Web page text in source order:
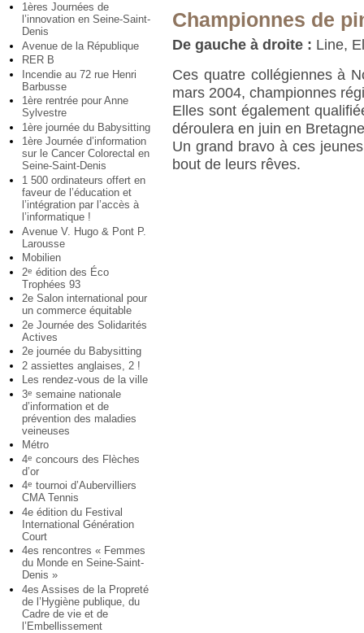
1ères Journées de
l’innovation en Seine-Saint-
Denis
Avenue de la République
RER B
Incendie au 72 rue Henri
Barbusse
1ère rentrée pour Anne
Sylvestre
1ère journée du Babysitting
1ère Journée d’information
sur le Cancer Colorectal en
Seine-Saint-Denis
1 500 ordinateurs offert en
faveur de l’éducation et
l’intégration par l’accès à
l’informatique !
Avenue V. Hugo & Pont P.
Larousse
Mobilien
2e édition des Éco
Trophées 93
2e Salon international pour
un commerce équitable
2e Journée des Solidarités
Actives
2e journée du Babysitting
2 assiettes anglaises, 2 !
Les rendez-vous de la ville
3e semaine nationale
d’information et de
prévention des maladies
veineuses
Métro
4e concours des Flèches
d’or
4e tournoi d’Aubervilliers
CMA Tennis
4e édition du Festival
International Génération
Court
4es rencontres « Femmes
du Monde en Seine-Saint-
Denis »
4es Assises de la Propreté
de l’Hygiène publique, du
Cadre de vie et de
l’Embellissement
Championnes de
De gauche à droite : Line,
Ces quatre collégiennes à
mars 2004, championnes
Elles sont également
déroulera en juin en
Un grand bravo à ces
bout de leurs rêves.